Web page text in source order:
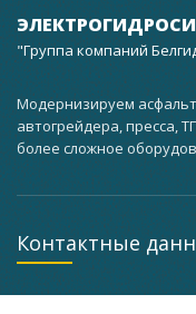
"Группа компаний
Модернизируем
автогрейдера, пресса,
более сложное
Контактные